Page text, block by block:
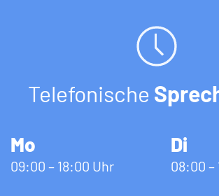
Telefonische
Mo
09:00 – 18:00 Uhr
Di
08:00 –